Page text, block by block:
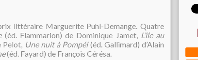
littéraire Marguerite Puhl-Demange. Quatre
(éd. Flammarion) de Dominique Jamet, L’île au
Pelot, Une nuit à Pompéi(éd. Gallimard) d’Alain
(éd. Fayard) de François Cérésa.